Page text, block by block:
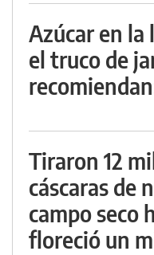
Azúcar en la
el truco de
Tiraron 12
cáscaras de
campo seco
floreció un